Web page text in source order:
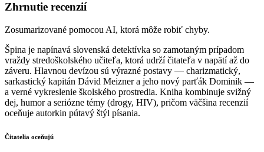
Zhrnutie recenzií
Zosumarizované pomocou AI, ktorá môže robiť chyby.
Špina je napínavá slovenská detektívka so zamotaným prípadom
vraždy stredoškolského učiteľa, ktorá udrží čitateľa v napätí až do
záveru. Hlavnou devízou sú výrazné postavy — charizmatický,
sarkastický kapitán Dávid Meizner a jeho nový parťák Dominik —
a verné vykreslenie školského prostredia. Kniha kombinuje svižný
dej, humor a seriózne témy (drogy, HIV), pričom väčšina recenzií
oceňuje autorkin pútavý štýl písania.
Čitatelia oceňujú